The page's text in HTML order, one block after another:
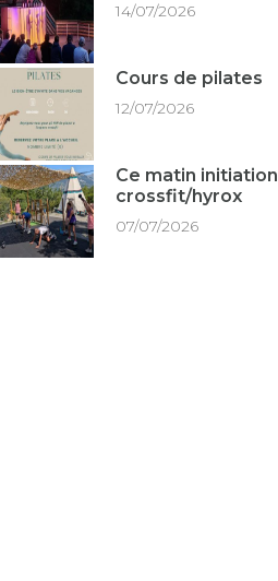
14/07/2026
Cours de pilates
12/07/2026
Ce matin initiation
crossfit/hyrox
07/07/2026